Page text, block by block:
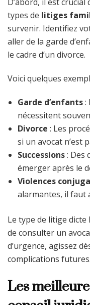
types de litiges
survenir. Identifiez
aller de la garde
le cadre d’un divorce.
Voici quelques
Garde d’enfants:
nécessitent
Divorce : Les
si un avocat n’est
Successions: Des
émerger après le
Violences
alarmantes, il faut
Le type de litige dicte
de consulter un
d’urgence, agissez
complications futures.
Les